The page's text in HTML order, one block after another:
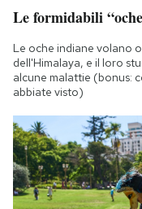
Le formidabili
Le oche indiane volano
dell'Himalaya, e il loro
alcune malattie (bonus:
abbiate visto)